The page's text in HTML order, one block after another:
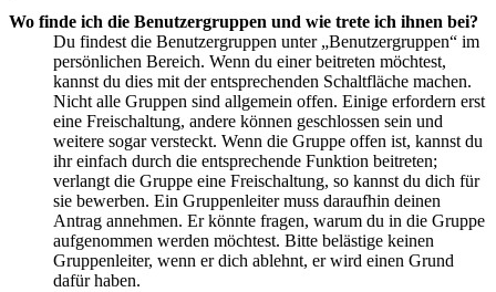
Wo finde ich die Benutzergruppen und wie trete ich ihnen bei?
Du findest die Benutzergruppen unter „Benutzergruppen“ im
persönlichen Bereich. Wenn du einer beitreten möchtest,
kannst du dies mit der entsprechenden Schaltfläche machen.
Nicht alle Gruppen sind allgemein offen. Einige erfordern erst
eine Freischaltung, andere können geschlossen sein und
weitere sogar versteckt. Wenn die Gruppe offen ist, kannst du
ihr einfach durch die entsprechende Funktion beitreten;
verlangt die Gruppe eine Freischaltung, so kannst du dich für
sie bewerben. Ein Gruppenleiter muss daraufhin deinen
Antrag annehmen. Er könnte fragen, warum du in die Gruppe
aufgenommen werden möchtest. Bitte belästige keinen
Gruppenleiter, wenn er dich ablehnt, er wird einen Grund
dafür haben.